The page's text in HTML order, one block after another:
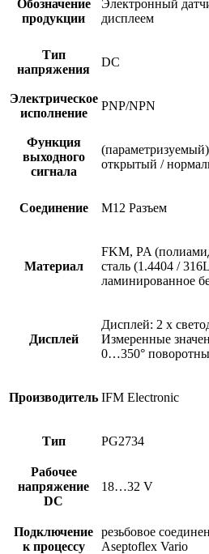
Обозначение
продукции
Электронный
дисплеем
Тип
напряжения
DC
Электрическое
исполнение
PNP/NPN
Функция
выходного
сигнала
открытый /
Соединение M12 Разъем
Материал
FKM, PA
сталь (1.4404 /
ламинированное
Дисплей
Дисплей: 2 x
Измеренные
0…350°
Производитель IFM Electronic
Тип PG2734
Рабочее
напряжение
DC
18…32 V
Подключение
к процессу
резьбовое
Aseptoflex Vario